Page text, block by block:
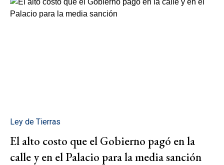
Ley de Tierras
El alto costo que el Gobierno pagó en la
calle y en el Palacio para la media sanción